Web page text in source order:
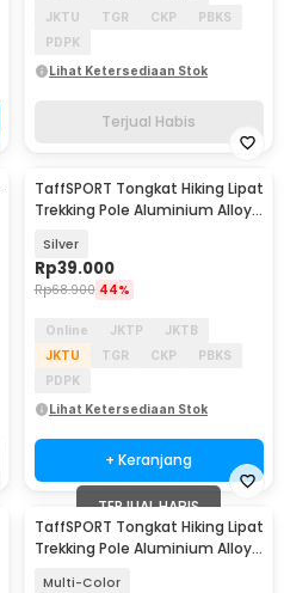
JKTU
TGR CKP
PBKS
PDPK
Lihat Ketersediaan Stok
Terjual Habis
TaffSPORT Tongkat Hiking Lipat
Trekking Pole Aluminium Alloy
Silver
Rp39.000
Rp68.900 44%
Online JKTP
JKTB
JKTU
TGR CKP
PBKS
PDPK
Lihat Ketersediaan Stok
+ Keranjang
TERJUAL HABIS
TaffSPORT Tongkat Hiking Lipat
Trekking Pole Aluminium Alloy
Multi-Color